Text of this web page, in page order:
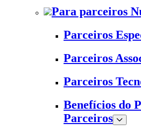
Para parceiros
Parceiros
Parceiros
Parceiros
Benefícios do
Parceiros